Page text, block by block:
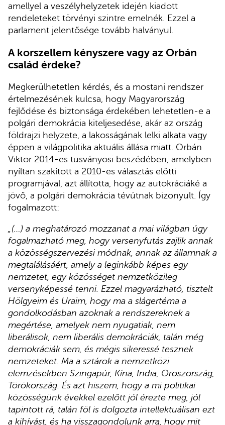
amellyel a veszélyhelyzetek idején kiadott
rendeleteket törvényi szintre emelnék. Ezzel a
parlament jelentősége tovább halványul.
A korszellem kényszere vagy az Orbán
család érdeke?
Megkerülhetetlen kérdés, és a mostani rendszer
értelmezésének kulcsa, hogy Magyarország
fejlődése és biztonsága érdekében lehetetlen-e a
polgári demokrácia kiteljesedése, akár az ország
földrajzi helyzete, a lakosságának lelki alkata vagy
éppen a világpolitika aktuális állása miatt. Orbán
Viktor 2014-es tusványosi beszédében, amelyben
nyíltan szakított a 2010-es választás előtti
programjával, azt állította, hogy az autokráciáké a
jövő, a polgári demokrácia tévútnak bizonyult. Így
fogalmazott:
„(…) a meghatározó mozzanat a mai világban úgy
fogalmazható meg, hogy versenyfutás zajlik annak
a közösségszervezési módnak, annak az államnak a
megtalálásáért, amely a leginkább képes egy
nemzetet, egy közösséget nemzetközileg
versenyképessé tenni. Ezzel magyarázható, tisztelt
Hölgyeim és Uraim, hogy ma a slágertéma a
gondolkodásban azoknak a rendszereknek a
megértése, amelyek nem nyugatiak, nem
liberálisok, nem liberális demokráciák, talán még
demokráciák sem, és mégis sikeressé tesznek
nemzeteket. Ma a sztárok a nemzetközi
elemzésekben Szingapúr, Kína, India, Oroszország,
Törökország. És azt hiszem, hogy a mi politikai
közösségünk évekkel ezelőtt jól érezte meg, jól
tapintott rá, talán föl is dolgozta intellektuálisan ezt
a kihívást, és ha visszagondolunk arra, hogy mit